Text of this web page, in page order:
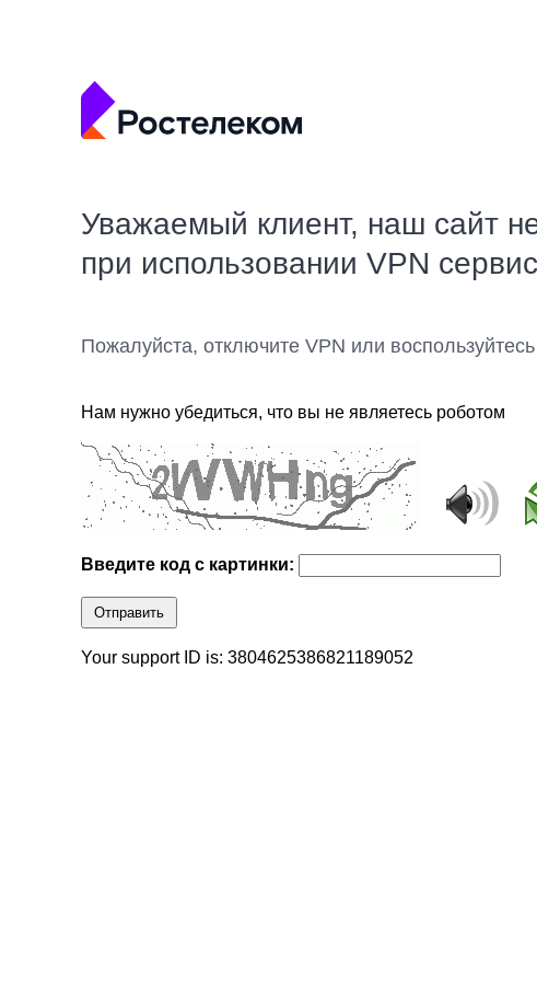
Уважаемый клиент, наш сайт
при использовании VPN
Пожалуйста, отключите VPN или
Нам нужно убедиться, что вы не являетесь роботом
Введите код с картинки:
Отправить
Your support ID is: 3804625386821189052